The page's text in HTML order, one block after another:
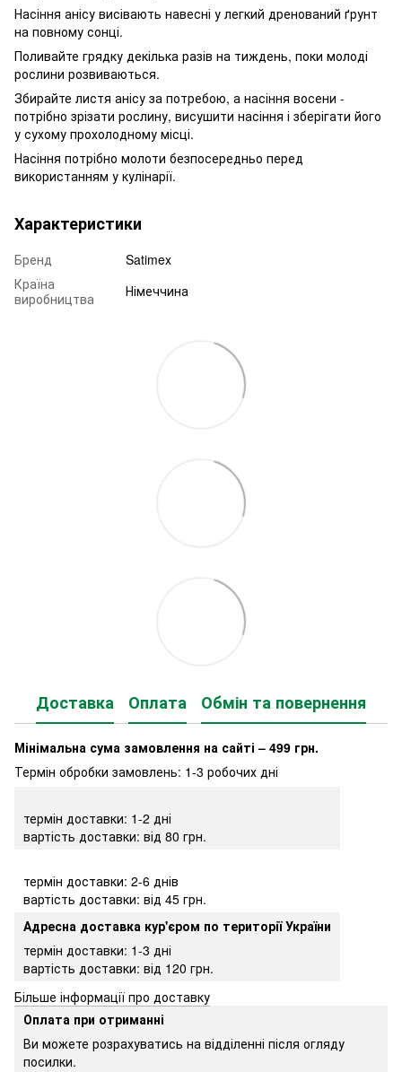
Насіння анісу висівають навесні у легкий дренований ґрунт
на повному сонці.
Поливайте грядку декілька разів на тиждень, поки молоді
рослини розвиваються.
Збирайте листя анісу за потребою, а насіння восени -
потрібно зрізати рослину, висушити насіння і зберігати його
у сухому прохолодному місці.
Насіння потрібно молоти безпосередньо перед
використанням у кулінарії.
Характеристики
Бренд
Satimex
Країна
виробництва
Німеччина
Доставка Оплата Обмін та повернення
Мінімальна сума замовлення на сайті – 499 грн.
Термін обробки замовлень: 1-3 робочих дні
термін доставки: 1-2 дні
вартість доставки: від 80 грн.
термін доставки: 2-6 днів
вартість доставки: від 45 грн.
Адресна доставка кур'єром по території України
термін доставки: 1-3 дні
вартість доставки: від 120 грн.
Більше інформації про доставку
Оплата при отриманні
Ви можете розрахуватись на відділенні після огляду
посилки.